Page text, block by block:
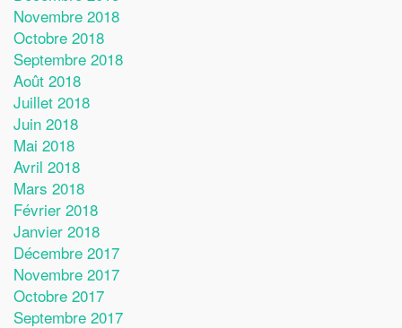
Novembre 2018
Octobre 2018
Septembre 2018
Août 2018
Juillet 2018
Juin 2018
Mai 2018
Avril 2018
Mars 2018
Février 2018
Janvier 2018
Décembre 2017
Novembre 2017
Octobre 2017
Septembre 2017